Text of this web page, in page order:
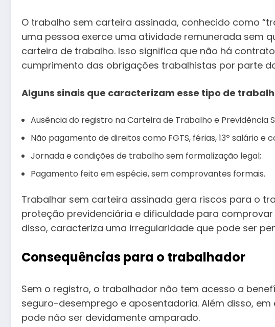
O trabalho sem carteira assinada, conhecido como
uma pessoa exerce uma atividade remunerada sem
carteira de trabalho. Isso significa que não há
cumprimento das obrigações trabalhistas por parte
Alguns sinais que caracterizam esse tipo de
Ausência do registro na Carteira de Trabalho e Previdência
Não pagamento de direitos como FGTS, férias, 13º salário e
Jornada e condições de trabalho sem formalização legal;
Pagamento feito em espécie, sem comprovantes formais.
Trabalhar sem carteira assinada gera riscos para o
proteção previdenciária e dificuldade para comprovar
disso, caracteriza uma irregularidade que pode ser
Consequências para o trabalhador
Sem o registro, o trabalhador não tem acesso a
seguro-desemprego e aposentadoria. Além disso,
pode não ser devidamente amparado.